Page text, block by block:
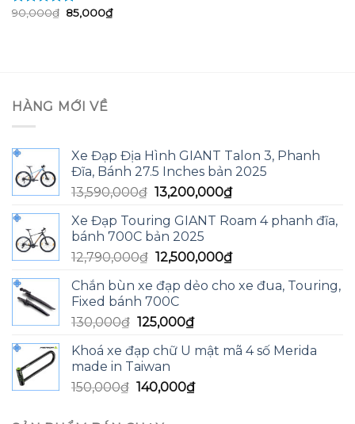
Được xếp
90,000₫ Giá
gốc
85,000₫Giá
hiện
HÀNG MỚI VỀ
Xe Đạp Địa Hình GIANT Talon 3, Phanh
Đĩa, Bánh 27.5 Inches bản 2025
13,590,000₫ Giá
là:
13,590,000₫.
13,200,000₫Giá
tại
13,200,000₫.
Xe Đạp Touring GIANT Roam 4 phanh đĩa,
bánh 700C bản 2025
12,790,000₫ Giá
là:
12,790,000₫.
12,500,000₫Giá
tại
Chắn bùn xe đạp dẻo cho xe đua, Touring,
Fixed bánh 700C
130,000₫ Giá
là:
130,000₫.
125,000₫Giá
tại
125,000₫.
Khoá xe đạp chữ U mật mã 4 số Merida
made in Taiwan
150,000₫ Giá
là:
140,000₫Giá